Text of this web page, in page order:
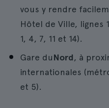
vous y rendre
Hôtel de Ville, lignes
1, 4, 7, 11 et 14).
Gare duNord, à
internationales
et 5).